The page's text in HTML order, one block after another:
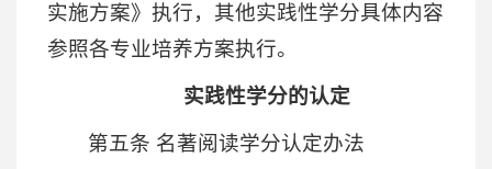
实施方案》执行，其他实践性学分具体内容
参照各专业培养方案执行。
实践性学分的认定
第五条 名著阅读学分认定办法